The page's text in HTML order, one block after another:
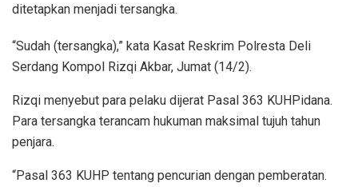
ditetapkan menjadi tersangka.
“Sudah (tersangka),” kata Kasat Reskrim Polresta Deli
Serdang Kompol Rizqi Akbar, Jumat (14/2).
Rizqi menyebut para pelaku dijerat Pasal 363 KUHPidana.
Para tersangka terancam hukuman maksimal tujuh tahun
penjara.
“Pasal 363 KUHP tentang pencurian dengan pemberatan.